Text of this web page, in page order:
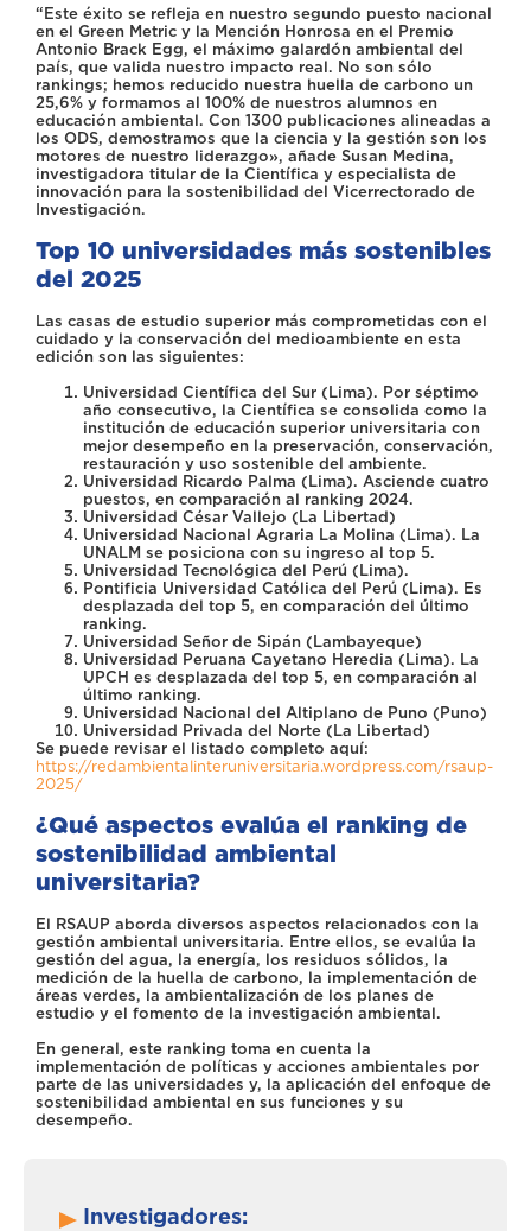
“Este éxito se refleja en nuestro segundo puesto nacional
en el Green Metric y la Mención Honrosa en el Premio
Antonio Brack Egg, el máximo galardón ambiental del
país, que valida nuestro impacto real. No son sólo
rankings; hemos reducido nuestra huella de carbono un
25,6% y formamos al 100% de nuestros alumnos en
educación ambiental. Con 1300 publicaciones alineadas a
los ODS, demostramos que la ciencia y la gestión son los
motores de nuestro liderazgo», añade Susan Medina,
investigadora titular de la Científica y especialista de
innovación para la sostenibilidad del Vicerrectorado de
Investigación.
Top 10 universidades más sostenibles
del 2025
Las casas de estudio superior más comprometidas con el
cuidado y la conservación del medioambiente en esta
edición son las siguientes:
Universidad Científica del Sur (Lima). Por séptimo
año consecutivo, la Científica se consolida como la
institución de educación superior universitaria con
mejor desempeño en la preservación, conservación,
restauración y uso sostenible del ambiente.
Universidad Ricardo Palma (Lima). Asciende cuatro
puestos, en comparación al ranking 2024.
Universidad César Vallejo (La Libertad)
Universidad Nacional Agraria La Molina (Lima). La
UNALM se posiciona con su ingreso al top 5.
Universidad Tecnológica del Perú (Lima).
Pontificia Universidad Católica del Perú (Lima). Es
desplazada del top 5, en comparación del último
ranking.
Universidad Señor de Sipán (Lambayeque)
Universidad Peruana Cayetano Heredia (Lima). La
UPCH es desplazada del top 5, en comparación al
último ranking.
Universidad Nacional del Altiplano de Puno (Puno)
Universidad Privada del Norte (La Libertad)
Se puede revisar el listado completo aquí:
https://redambientalinteruniversitaria.wordpress.com/rsaup-
2025/
¿Qué aspectos evalúa el ranking de
sostenibilidad ambiental
universitaria?
El RSAUP aborda diversos aspectos relacionados con la
gestión ambiental universitaria. Entre ellos, se evalúa la
gestión del agua, la energía, los residuos sólidos, la
medición de la huella de carbono, la implementación de
áreas verdes, la ambientalización de los planes de
estudio y el fomento de la investigación ambiental.
En general, este ranking toma en cuenta la
implementación de políticas y acciones ambientales por
parte de las universidades y, la aplicación del enfoque de
sostenibilidad ambiental en sus funciones y su
desempeño.
Investigadores: